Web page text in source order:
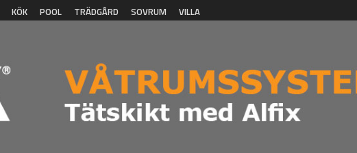
KÖK POOL TRÄDGÅRD SOVRUM VILLA